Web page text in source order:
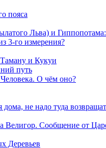
пояса
Льва) и
3-го измерения?
и Кукуи
путь
О чём оно?
не надо туда
Велигор. Сообщение от
Деревьев